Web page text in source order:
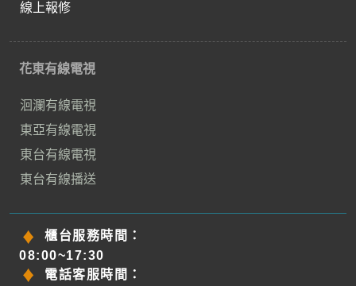
線上報修
花東有線電視
洄瀾有線電視
東亞有線電視
東台有線電視
東台有線播送
櫃台服務時間：
08:00~17:30
電話客服時間：